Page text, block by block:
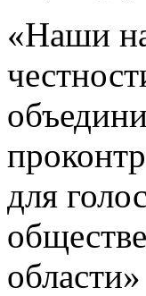
«Наши
для